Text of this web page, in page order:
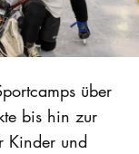
über
bis hin zur
Kinder und